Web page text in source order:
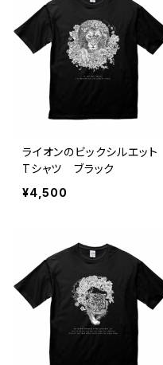
ライオンのビックシルエット
Tシャツ ブラック
¥4,500